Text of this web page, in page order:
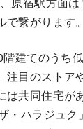
繋がります。
建てのうち
注目のストア
は共同住宅が
・ハラジュク